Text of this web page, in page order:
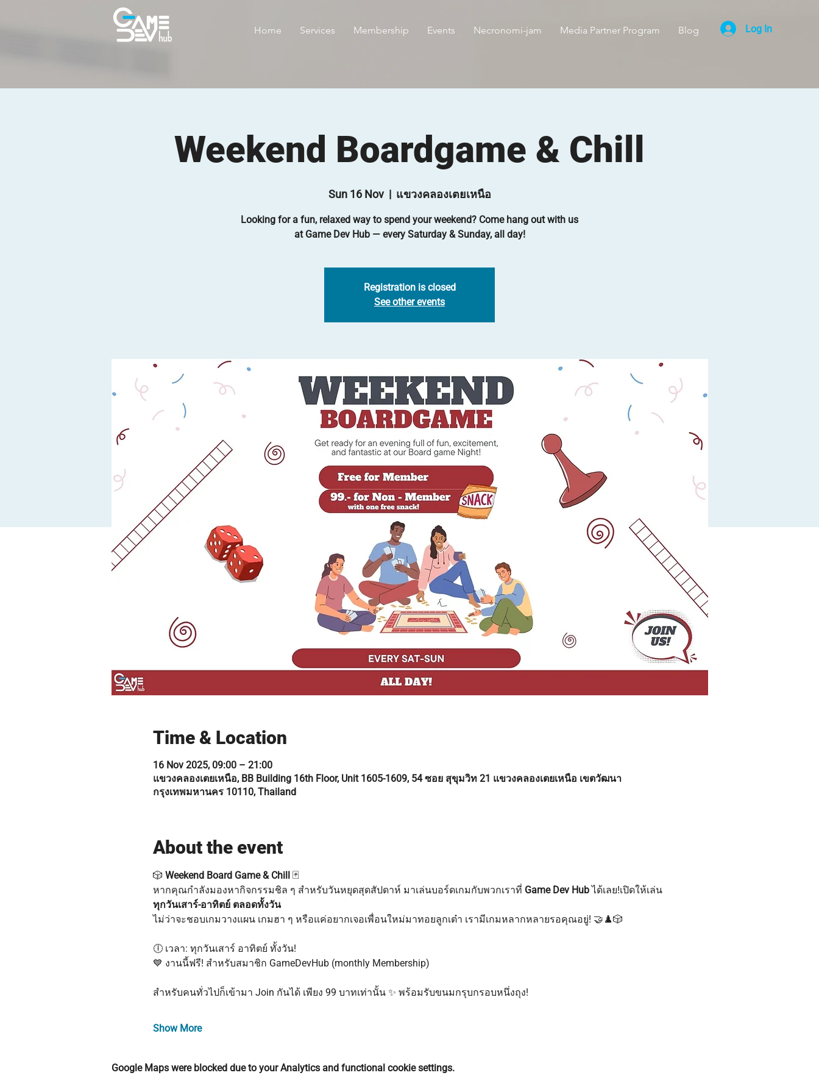
Home Services Membership Events Necronomi-jam Media Partner Program Blog Log In
Weekend Boardgame & Chill
Sun 16 Nov
  |
แขวงคลองเตยเหนือ
Looking for a fun, relaxed way to spend your weekend? Come hang out with us
at Game Dev Hub — every Saturday & Sunday, all day!
Registration is closed
See other events
Time & Location
16 Nov 2025, 09:00 – 21:00
แขวงคลองเตยเหนือ, BB Building 16th Floor, Unit 1605-1609, 54 ซอย สุขุมวิท 21 แขวงคลองเตยเหนือ เขตวัฒนา
กรุงเทพมหานคร 10110, Thailand
About the event
🎲 Weekend Board Game & Chill 🃏
หากคุณกำลังมองหากิจกรรมชิล ๆ สำหรับวันหยุดสุดสัปดาห์ มาเล่นบอร์ดเกมกับพวกเราที่ Game Dev Hub ได้เลย!เปิดให้เล่น
ทุกวันเสาร์-อาทิตย์ ตลอดทั้งวัน
ไม่ว่าจะชอบเกมวางแผน เกมฮา ๆ หรือแค่อยากเจอเพื่อนใหม่มาทอยลูกเต๋า เรามีเกมหลากหลายรอคุณอยู่! 🤝♟️🎲
🕕 เวลา: ทุกวันเสาร์ อาทิตย์ ทั้งวัน!
💙 งานนี้ฟรี! สำหรับสมาชิก GameDevHub (monthly Membership)
สำหรับคนทั่วไปก็เข้ามา Join กันได้ เพียง 99 บาทเท่านั้น ✨ พร้อมรับขนมกรุบกรอบหนึ่งถุง!
Show More
Google Maps were blocked due to your Analytics and functional cookie settings.